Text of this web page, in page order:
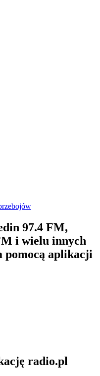
97.4 FM,
i wielu innych
pomocą aplikacji
radio.pl